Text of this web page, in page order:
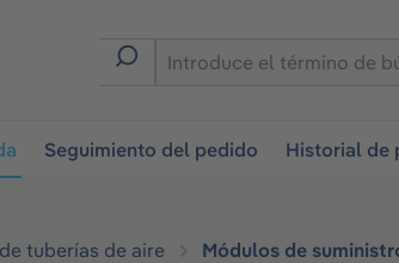
Seguimiento del pedido Historial de
tuberías de aire Módulos de